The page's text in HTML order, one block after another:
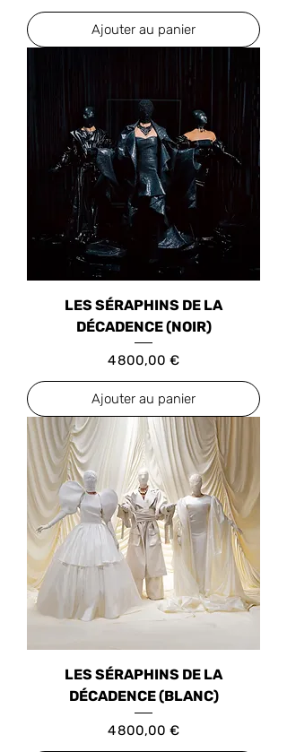
Ajouter au panier
LES SÉRAPHINS DE LA
DÉCADENCE (NOIR)
Prix
4 800,00 €
Ajouter au panier
LES SÉRAPHINS DE LA
DÉCADENCE (BLANC)
Prix
4 800,00 €